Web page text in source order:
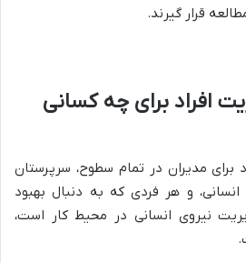
قرار گیرند.
افراد برای چه کسانی
برای مدیران در تمام سطوح، سرپرستان
و هر فردی که به دنبال بهبود
نیروی انسانی در محیط کار است،